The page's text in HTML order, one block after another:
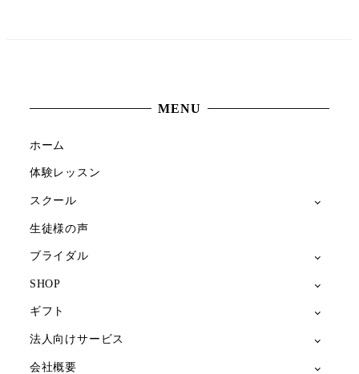
MENU
ホーム
体験レッスン
スクール
生徒様の声
ブライダル
SHOP
ギフト
法人向けサービス
会社概要